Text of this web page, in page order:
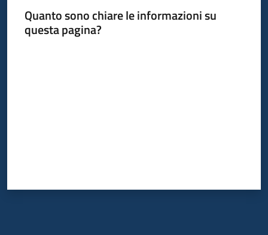
Quanto sono chiare le informazioni su
questa pagina?